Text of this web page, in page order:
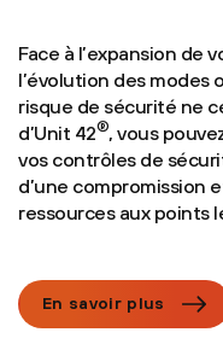
Face à l’expansion de
l’évolution des modes
risque de sécurité ne
d’Unit 42® , vous
vos contrôles de
d’une compromission
ressources aux points
En savoir plus